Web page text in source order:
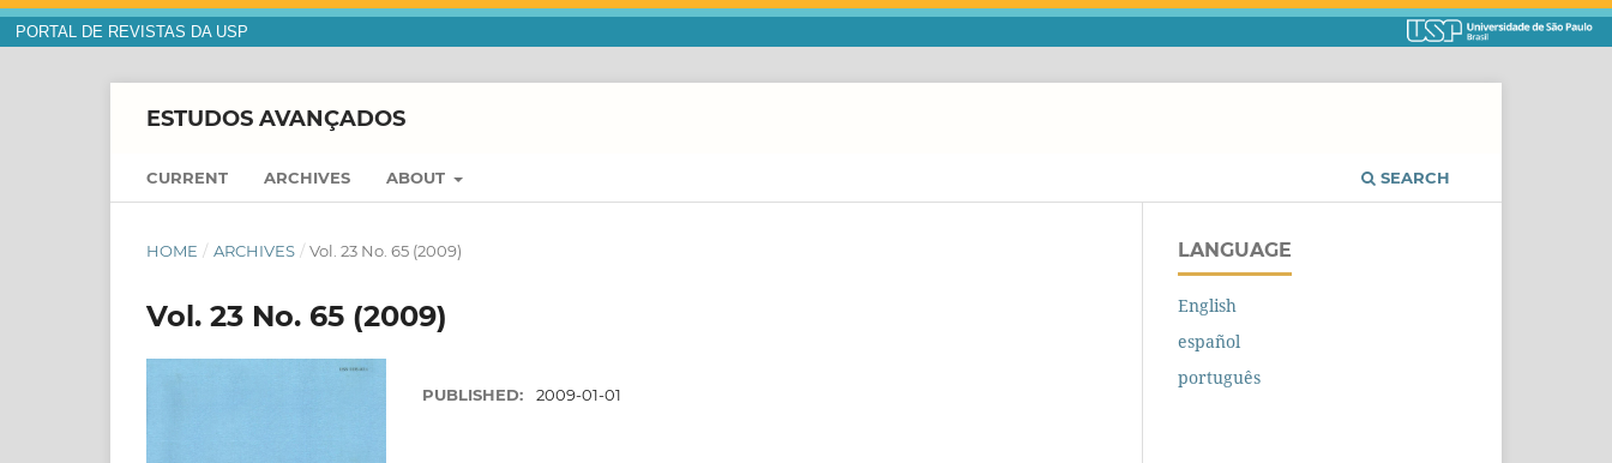
PORTAL DE REVISTAS DA USP
ESTUDOS AVANÇADOS
CURRENT ARCHIVES ABOUT SEARCH
HOME / ARCHIVES / Vol. 23 No. 65 (2009)
Vol. 23 No. 65 (2009)
PUBLISHED: 2009-01-01
LANGUAGE
English
español
português